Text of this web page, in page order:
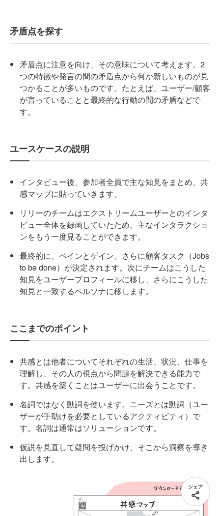
矛盾点を探す
矛盾点に注意を向け、その意味について考えます。2
つの特徴や発言の間の矛盾点から何か新しいものが見
つかることが多いものです。たとえば、ユーザー/顧客
が言っていることと最終的な行動の間の矛盾などで
す。
ユースケースの説明
インタビュー後、参加者全員で主な知見をまとめ、共
感マップに貼っていきます。
リリーのチームはエクストリームユーザーとのインタ
ビュー全体を録画していたため、主なインタラクショ
ンをもう一度見ることができます。
最終的に、ペインとゲイン、さらに顧客タスク（Jobs
to be done）が決定されます。次にチームはこうした
知見をユーザープロフィールに移し、さらにこうした
知見と一致するペルソナに移します。
ここまでのポイント
共感とは他者についてそれぞれの生活、状況、仕事を
理解し、その人の視点から問題を解決できる能力で
す。共感を築くことはユーザーに出会うことです。
名詞ではなく動詞を使います。ニーズとは動詞（ユー
ザーが手助けを必要としているアクティビティ）で
す。名詞は通常はソリューションです。
仮説を見直して疑問を投げかけ、そこから洞察を導き
出します。
シェア